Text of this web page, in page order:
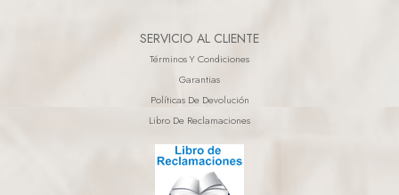
SERVICIO AL CLIENTE
Términos Y Condiciones
Garantias
Políticas De Devolución
Libro De Reclamaciones